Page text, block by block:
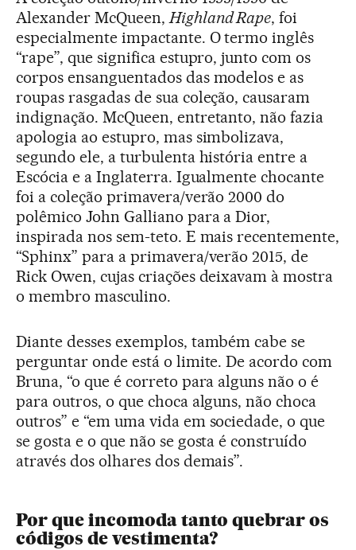
Alexander McQueen,Highland Rape, foi
especialmente impactante. O termo inglês
“rape”, que significa estupro, junto com os
corpos ensanguentados das modelos e as
roupas rasgadas de sua coleção, causaram
indignação. McQueen, entretanto, não fazia
apologia ao estupro, mas simbolizava,
segundo ele, a turbulenta história entre a
Escócia e a Inglaterra. Igualmente chocante
foi a coleção primavera/verão 2000 do
polêmico John Galliano para a Dior,
inspirada nos sem-teto. E mais recentemente,
“Sphinx” para a primavera/verão 2015, de
Rick Owen, cujas criações deixavam à mostra
o membro masculino.
Diante desses exemplos, também cabe se
perguntar onde está o limite. De acordo com
Bruna, “o que é correto para alguns não o é
para outros, o que choca alguns, não choca
outros” e “em uma vida em sociedade, o que
se gosta e o que não se gosta é construído
através dos olhares dos demais”.
Por que incomoda tanto quebrar os
códigos de vestimenta?